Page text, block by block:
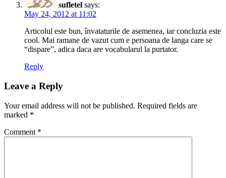
sufletel says:
May 24, 2012 at 11:02
Articolul este bun, învataturile de asemenea, iar concluzia este
cool. Mai ramane de vazut cum e persoana de langa care se
“dispare”, adica daca are vocabularul la purtator.
Reply
Leave a Reply
Your email address will not be published. Required fields are
marked *
Comment *